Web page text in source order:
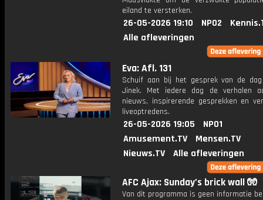
eiland te versterken.
26-05-2026 19:10 NPO2
Alle afleveringen
Eva: Afl. 131
Schuif aan bij het gesprek van de
Jinek. Met iedere dag de verhalen
nieuws, inspirerende gesprekken en
liveoptredens.
26-05-2026 19:05
NPO1
Amusement.TV
Mensen.TV
Nieuws.TV
Alle afleveringen
AFC Ajax: Sunday’s brick wall 🧤
Van dit programma is geen informatie